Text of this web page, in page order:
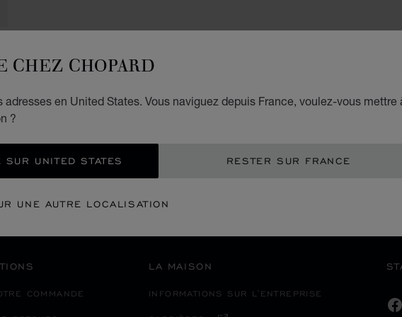
CHEZ CHOPARD
adresses en United States. Vous naviguez depuis France, voulez-vous mettre
?
UNITED STATES RESTER SUR FRANCE
UNE AUTRE LOCALISATION
COMMANDE
LA MAISON
INFORMATIONS SUR L'ENTREPRISE